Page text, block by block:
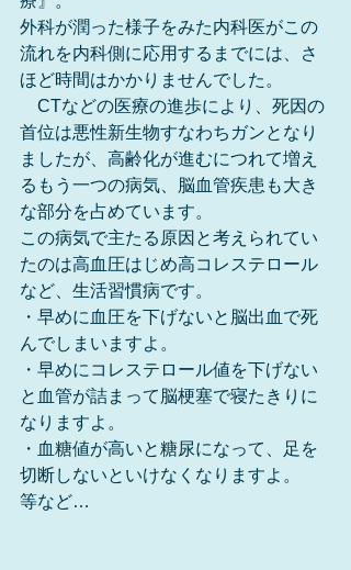
外科が潤った様子をみた内科医がこの
流れを内科側に応用するまでには、さ
ほど時間はかかりませんでした。
CTなどの医療の進歩により、死因の
首位は悪性新生物すなわちガンとなり
ましたが、高齢化が進むにつれて増え
るもう一つの病気、脳血管疾患も大き
な部分を占めています。
この病気で主たる原因と考えられてい
たのは高血圧はじめ高コレステロール
など、生活習慣病です。
・早めに血圧を下げないと脳出血で死
んでしまいますよ。
・早めにコレステロール値を下げない
と血管が詰まって脳梗塞で寝たきりに
なりますよ。
・血糖値が高いと糖尿になって、足を
切断しないといけなくなりますよ。
等など…